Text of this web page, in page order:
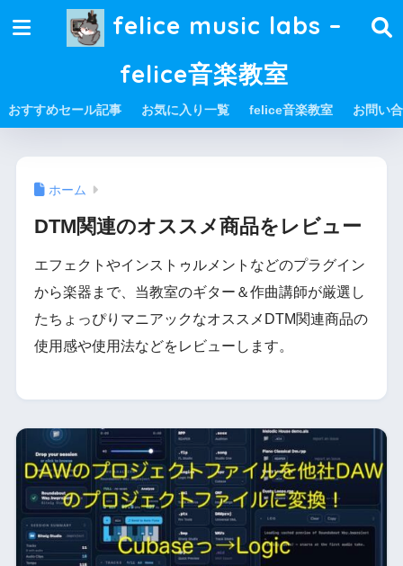
felice music labs –
felice音楽教室
おすすめセール記事 お気に入り一覧 felice音楽教室 お問い
ホーム
DTM関連のオススメ商品をレビュー
エフェクトやインストゥルメントなどのプラグイン
から楽器まで、当教室のギター＆作曲講師が厳選し
たちょっぴりマニアックなオススメDTM関連商品の
使用感や使用法などをレビューします。